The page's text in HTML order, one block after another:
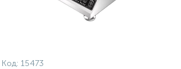
Код: 15473